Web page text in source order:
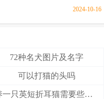
2024-10-16
72种名犬图片及名字
可以打猫的头吗
养一只英短折耳猫需要些什么